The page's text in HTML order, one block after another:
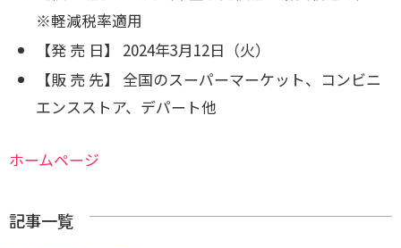
※軽減税率適用
【発 売 日】 2024年3月12日（火）
【販 売 先】 全国のスーパーマーケット、コンビニ
エンスストア、デパート他
ホームページ
記事一覧